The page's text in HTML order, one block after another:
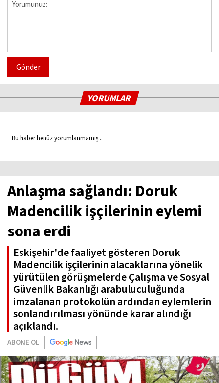
Gönder
YORUMLAR
Bu haber henüz yorumlanmamış...
Anlaşma sağlandı: Doruk
Madencilik işçilerinin eylemi
sona erdi
Eskişehir'de faaliyet gösteren Doruk
Madencilik işçilerinin alacaklarına yönelik
yürütülen görüşmelerde Çalışma ve Sosyal
Güvenlik Bakanlığı arabuluculuğunda
imzalanan protokolün ardından eylemlerin
sonlandırılması yönünde karar alındığı
açıklandı.
ABONE OL